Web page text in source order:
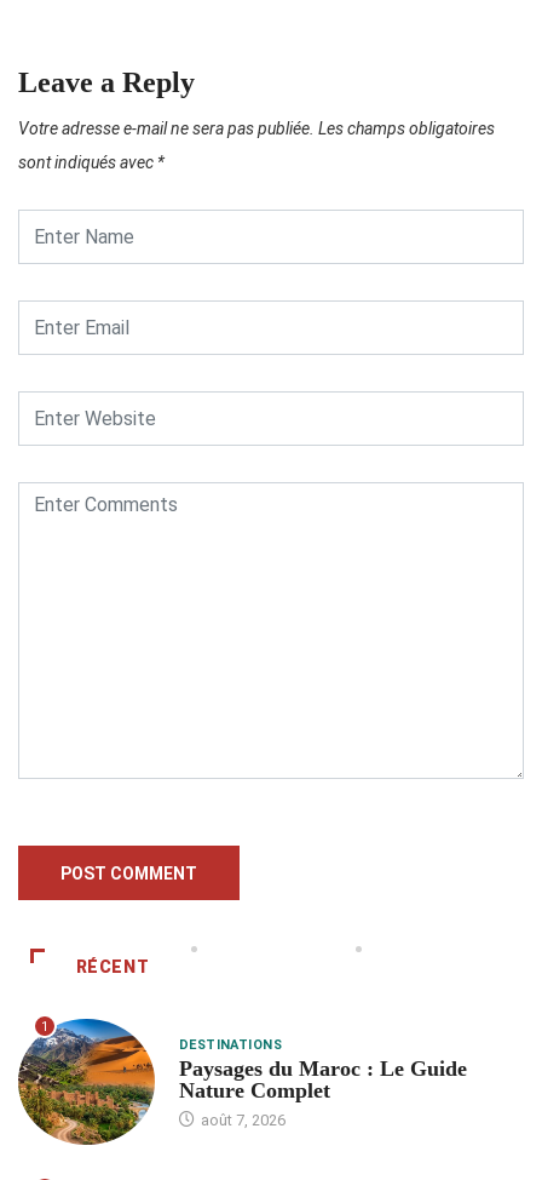
Leave a Reply
Votre adresse e-mail ne sera pas publiée. Les champs obligatoires
sont indiqués avec *
RÉCENT
1
DESTINATIONS
Paysages du Maroc : Le Guide
Nature Complet
août 7, 2026